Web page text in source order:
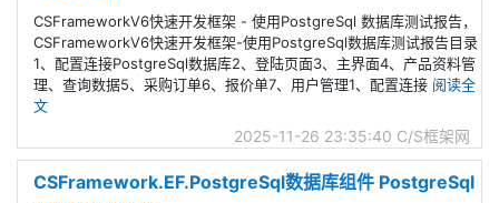
CSFrameworkV6快速开发框架 - 使用PostgreSql 数据库测试报告，
CSFrameworkV6快速开发框架-使用PostgreSql数据库测试报告目录
1、配置连接PostgreSql数据库2、登陆页面3、主界面4、产品资料管
理、查询数据5、采购订单6、报价单7、用户管理1、配置连接 阅读全
文
2025-11-26 23:35:40 C/S框架网
CSFramework.EF.PostgreSql数据库组件 PostgreSql